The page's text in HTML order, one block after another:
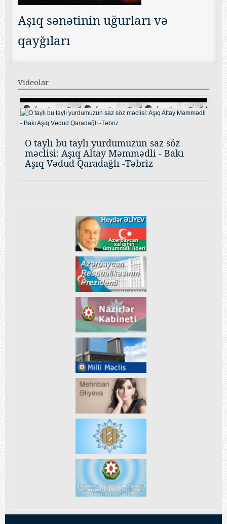
Aşıq sənətinin uğurları və
qayğıları
Videolar
O taylı bu taylı yurdumuzun saz söz
məclisi: Aşıq Altay Məmmədli - Bakı
Aşıq Vədud Qaradağlı -Təbriz